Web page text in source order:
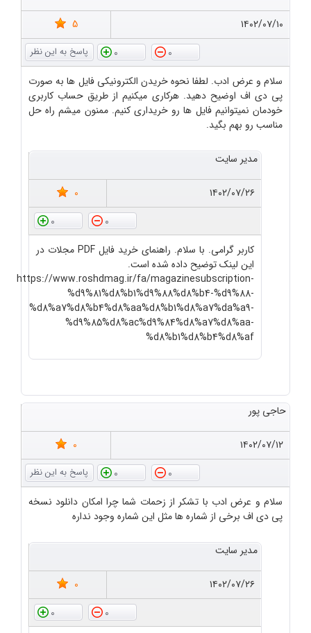
۱۴۰۲/۰۷/۱۰
5
0
0
سلام و عرض ادب. لطفا نحوه خریدن الکترونیکی فایل ها به صورت
پی دی اف اوضیح دهید. هرکاری میکنیم از طریق حساب کاربری
خودمان نمیتوانیم فایل ها رو خریداری کنیم. ممنون میشم راه حل
مناسب رو بهم بگید.
مدیر سایت
۱۴۰۲/۰۷/۲۶
0
0
0
کاربر گرامی. با سلام. راهنمای خرید فایل PDF مجلات در
این لینک توضیح داده شده است.
https://www.roshdmag.ir/fa/magazinesubscription-
%d9%81%d8%b1%d9%88%d8%b4-%d9%88-
%d8%a7%d8%b4%d8%aa%d8%b1%d8%a7%da%a9-
%d9%85%d8%ac%d9%84%d8%a7%d8%aa-
%d8%b1%d8%b4%d8%af
حاجی پور
۱۴۰۲/۰۷/۱۲
0
0
0
سلام و عرض ادب با تشکر از زحمات شما چرا امکان دانلود نسخه
پی دی اف برخی از شماره ها مثل این شماره وجود نداره
مدیر سایت
۱۴۰۲/۰۷/۲۶
0
0
0